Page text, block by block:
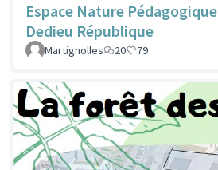
Espace Nature Pédagogique
Dedieu République
Martignolles
20 79